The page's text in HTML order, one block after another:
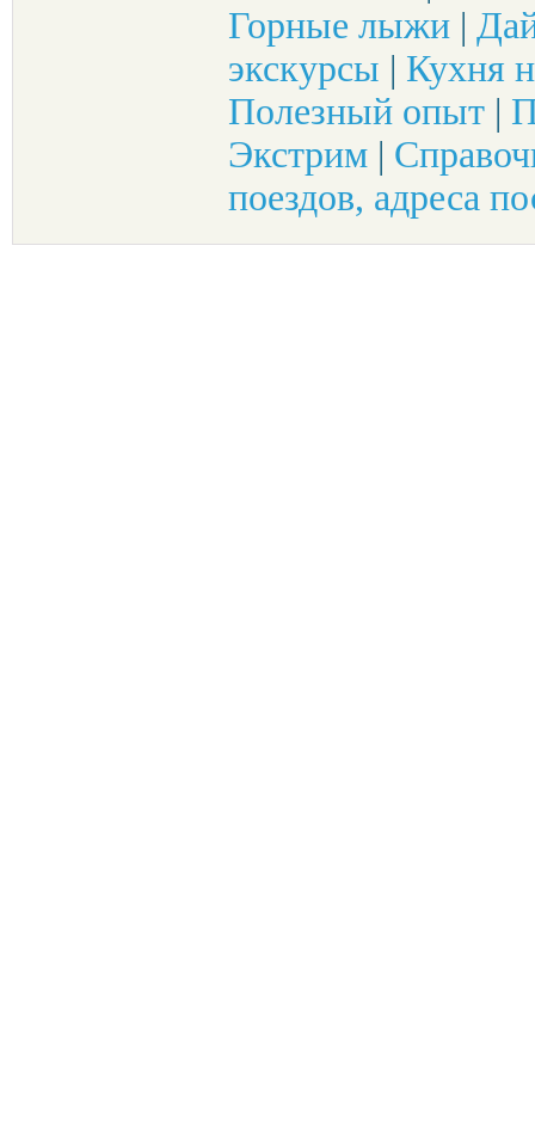
Горные лыжи |
экскурсы | Кухня
Полезный опыт |
Экстрим |
поездов, адреса